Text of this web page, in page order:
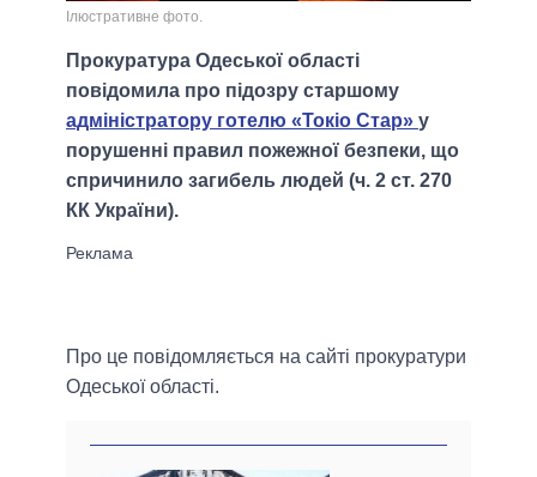
Ілюстративне фото.
Прокуратура Одеської області
повідомила про підозру старшому
адміністратору готелю «Токіо Стар» у
порушенні правил пожежної безпеки, що
спричинило загибель людей (ч. 2 ст. 270
КК України).
Про це повідомляється на сайті прокуратури
Одеської області.